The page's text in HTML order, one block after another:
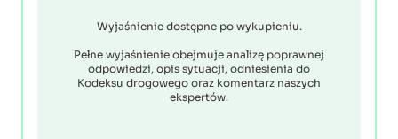
Wyjaśnienie dostępne po wykupieniu.
Pełne wyjaśnienie obejmuje analizę poprawnej
odpowiedzi, opis sytuacji, odniesienia do
Kodeksu drogowego oraz komentarz naszych
ekspertów.